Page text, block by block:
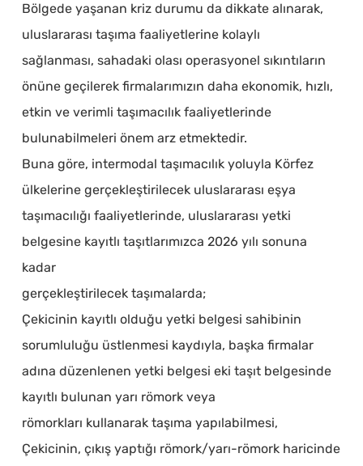
Bölgede yaşanan kriz durumu da dikkate alınarak,
uluslararası taşıma faaliyetlerine kolaylı
sağlanması, sahadaki olası operasyonel sıkıntıların
önüne geçilerek firmalarımızın daha ekonomik, hızlı,
etkin ve verimli taşımacılık faaliyetlerinde
bulunabilmeleri önem arz etmektedir.
Buna göre, intermodal taşımacılık yoluyla Körfez
ülkelerine gerçekleştirilecek uluslararası eşya
taşımacılığı faaliyetlerinde, uluslararası yetki
belgesine kayıtlı taşıtlarımızca 2026 yılı sonuna
kadar
gerçekleştirilecek taşımalarda;
Çekicinin kayıtlı olduğu yetki belgesi sahibinin
sorumluluğu üstlenmesi kaydıyla, başka firmalar
adına düzenlenen yetki belgesi eki taşıt belgesinde
kayıtlı bulunan yarı römork veya
römorkları kullanarak taşıma yapılabilmesi,
Çekicinin, çıkış yaptığı römork/yarı-römork haricinde